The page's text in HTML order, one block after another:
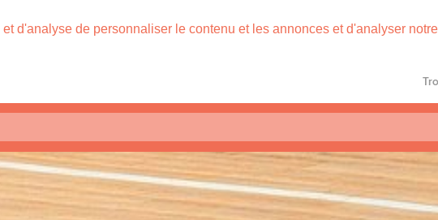
d'analyse de personnaliser le contenu et les annonces et d'analyser